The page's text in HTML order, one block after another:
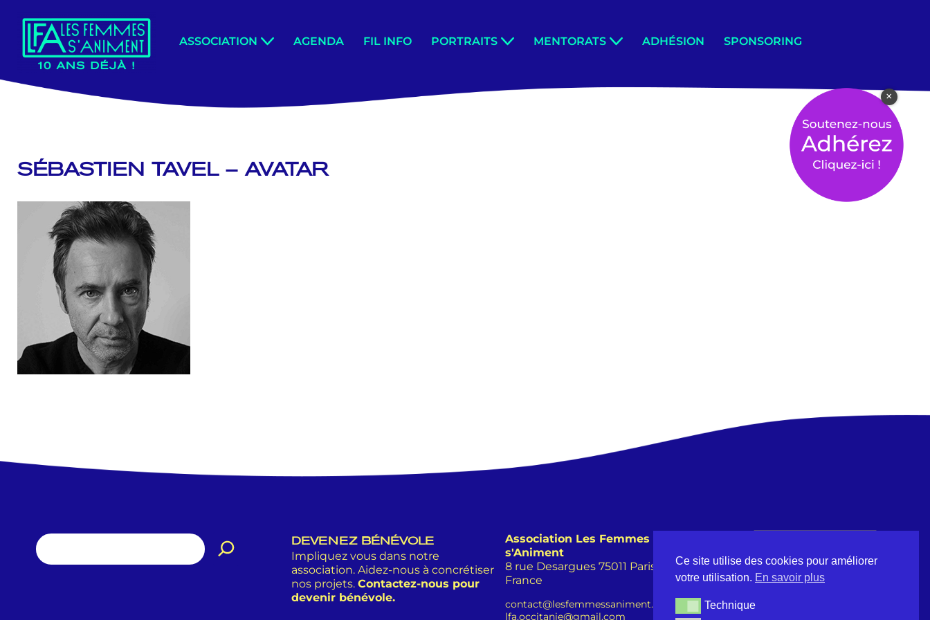
Aller
au
contenu
ASSOCIATION AGENDA FIL INFO PORTRAITS MENTORATS ADHÉSION SPONSORING
SÉBASTIEN TAVEL – AVATAR
DEVENEZ BÉNÉVOLE
Impliquez vous dans notre
association. Aidez-nous à concrétiser
nos projets. Contactez-nous pour
devenir bénévole.
Association Les Femmes
s'Animent
8 rue Desargues 75011 Paris -
France
contact@lesfemmessaniment.fr
lfa.occitanie@gmail.com
×
Ce site utilise des cookies pour améliorer
votre utilisation. En savoir plus
TechniqueTechnique